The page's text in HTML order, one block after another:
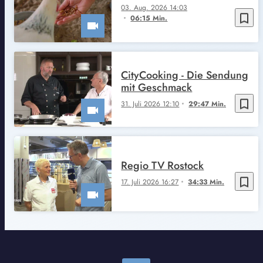
bookmark_border
03. Aug. 2026 14:03
06:15 Min.
bookmark_border
31. Juli 2026 12:10 29:47 Min.
CityCooking - Die Sendung
mit Geschmack
bookmark_border
17. Juli 2026 16:27 34:33 Min.
Regio TV Rostock